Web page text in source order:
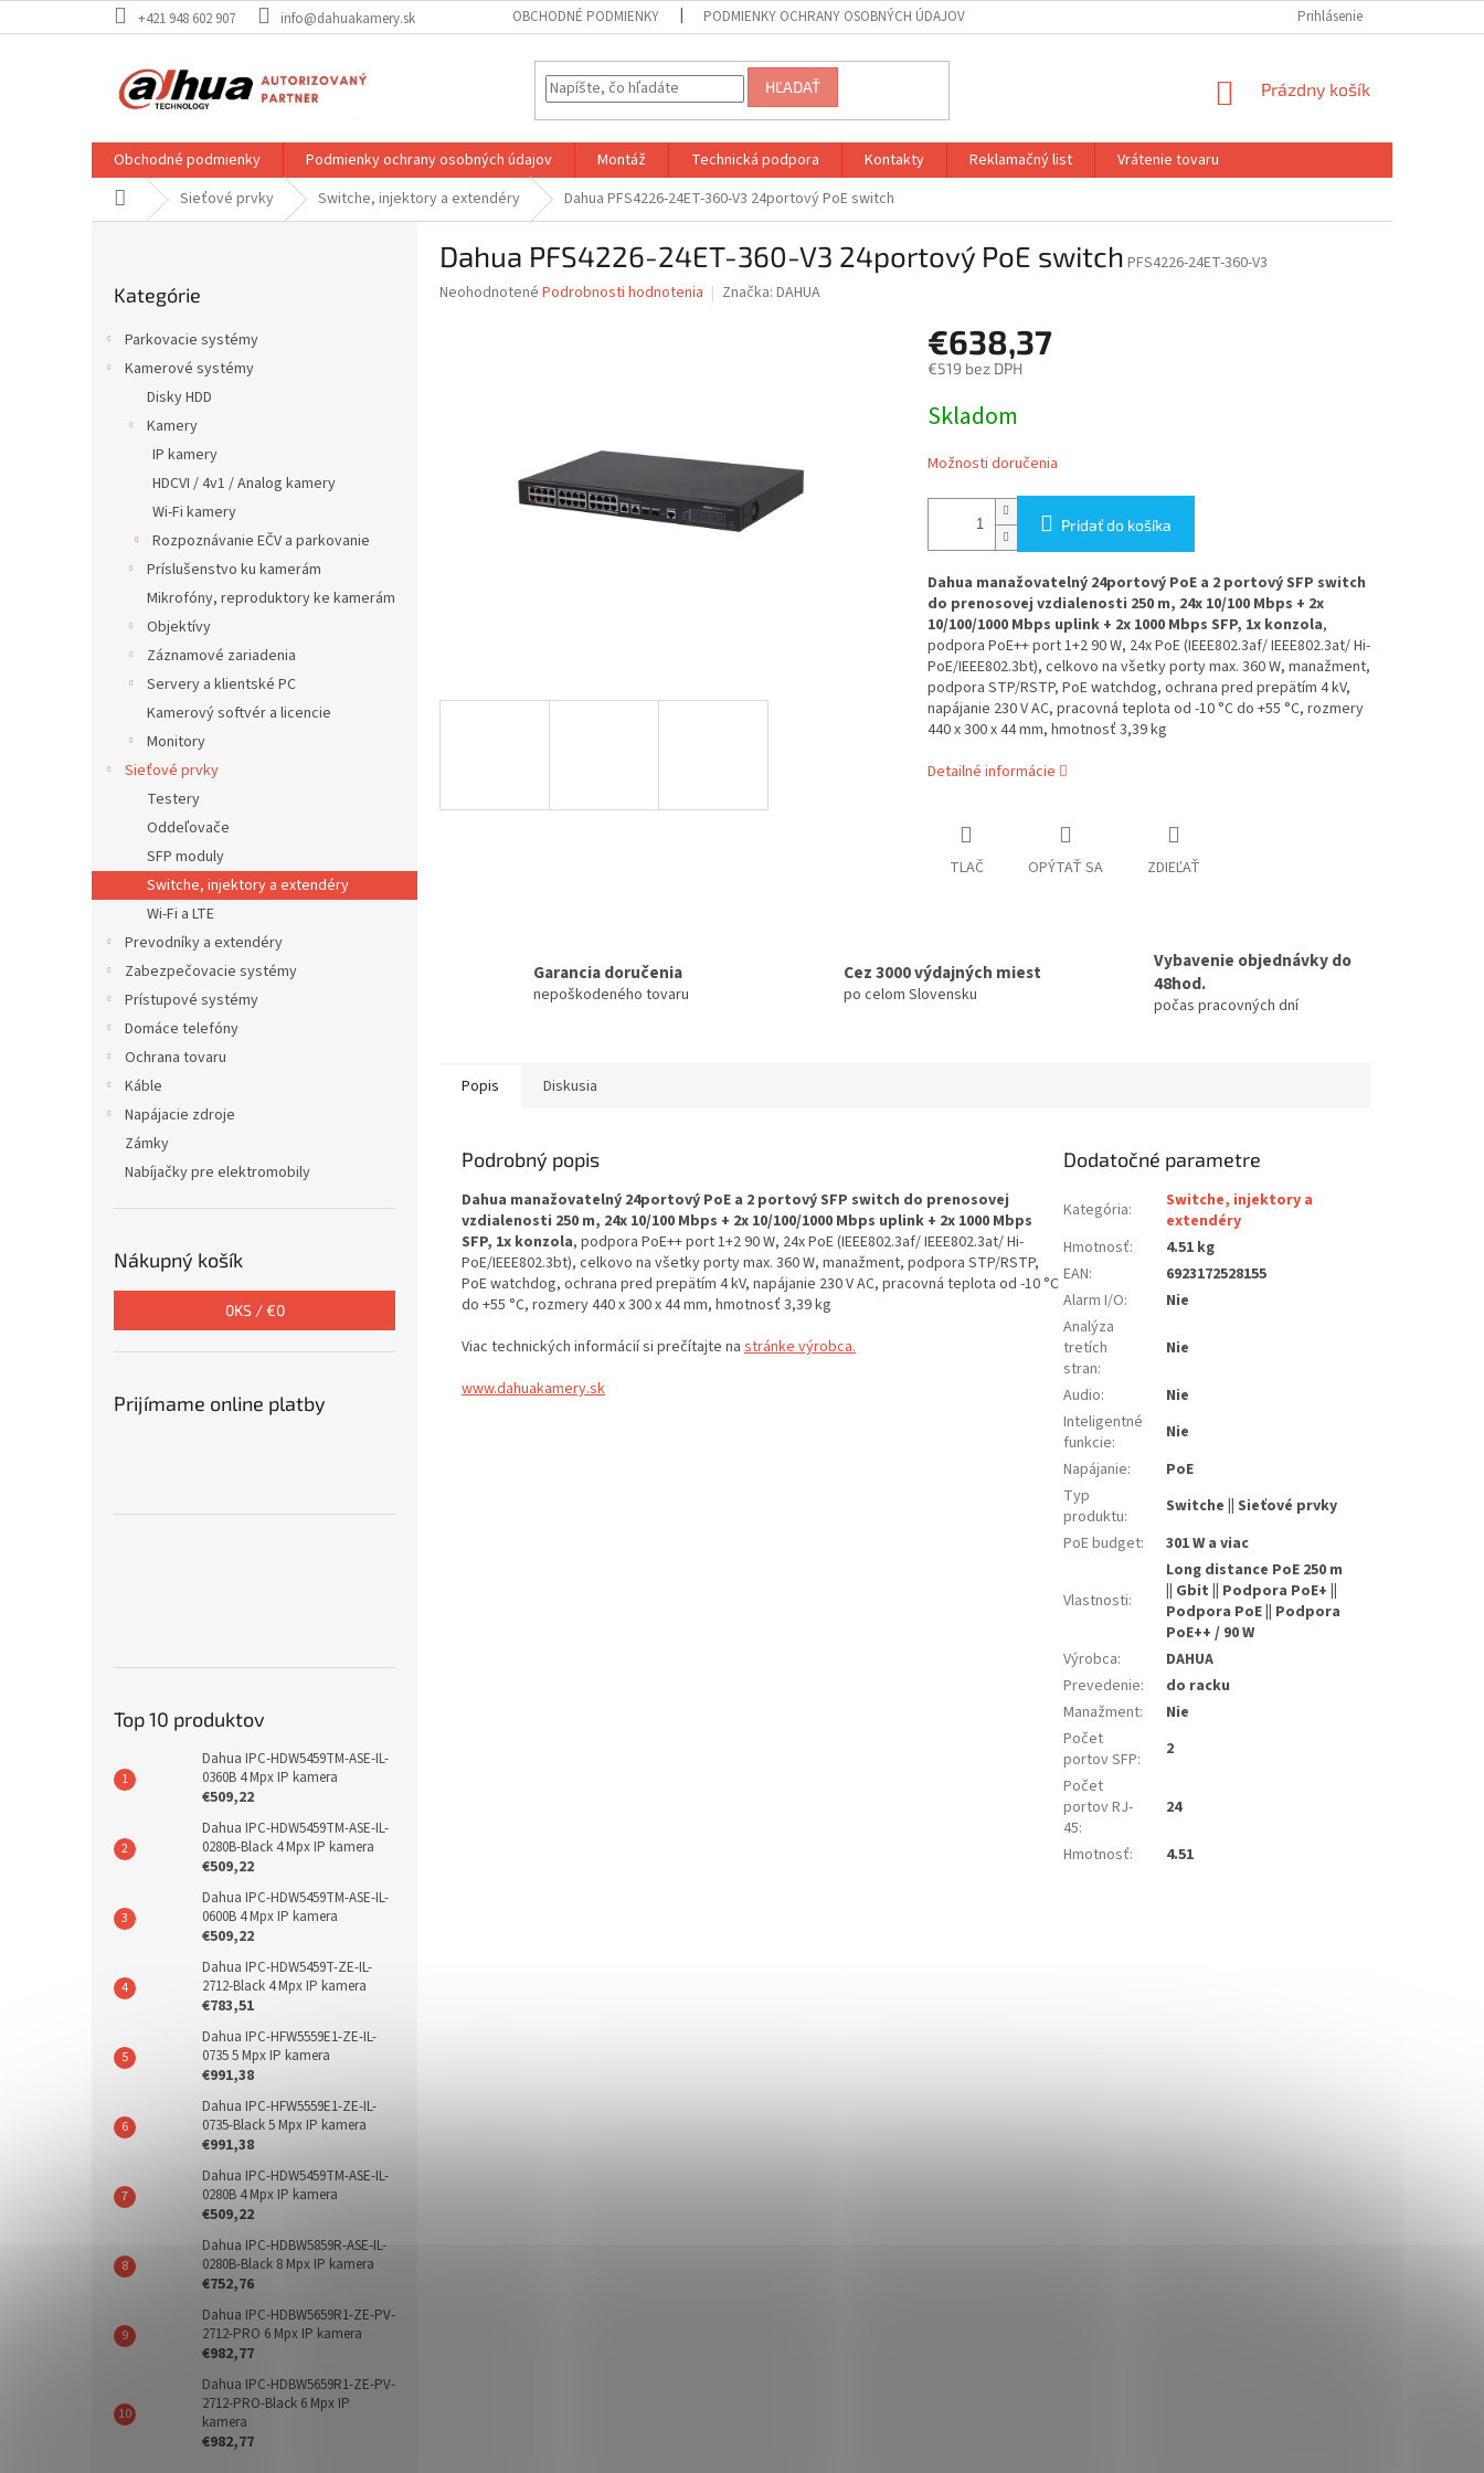
na
+421 948 602 907 info@dahuakamery.sk OBCHODNÉ PODMIENKY PODMIENKY OCHRANY OSOBNÝCH ÚDAJOV Prihlásenie
HĽADAŤ
NÁKUPNÝ
Prázdny košík
Obchodné podmienky Podmienky ochrany osobných údajov Montáž Technická podpora Kontakty Reklamačný list
Vrátenie tovaru
DomovSieťové prvky Switche, injektory a extendéry Dahua PFS4226-24ET-360-V3 24portový PoE switch
kategórie
Kategórie
Parkovacie systémy
Kamerové systémy
Disky HDD
Kamery
IP kamery
HDCVI / 4v1 / Analog kamery
Wi-Fi kamery
Rozpoznávanie EČV a parkovanie
Príslušenstvo ku kamerám
Mikrofóny, reproduktory ke kamerám
Objektívy
Záznamové zariadenia
Servery a klientské PC
Kamerový softvér a licencie
Monitory
Sieťové prvky
Testery
Oddeľovače
SFP moduly
Switche, injektory a extendéry
Wi-Fi a LTE
Prevodníky a extendéry
Zabezpečovacie systémy
Prístupové systémy
Domáce telefóny
Ochrana tovaru
Káble
Napájacie zdroje
Zámky
Nabíjačky pre elektromobily
Nákupný košík
0KS /€0
Prijímame online platby
Top 10 produktov
Dahua IPC-HDW5459TM-ASE-IL-
0360B 4 Mpx IP kamera
€509,22
Dahua IPC-HDW5459TM-ASE-IL-
0280B-Black 4 Mpx IP kamera
€509,22
Dahua IPC-HDW5459TM-ASE-IL-
0600B 4 Mpx IP kamera
€509,22
Dahua IPC-HDW5459T-ZE-IL-
2712-Black 4 Mpx IP kamera
€783,51
Dahua IPC-HFW5559E1-ZE-IL-
0735 5 Mpx IP kamera
€991,38
Dahua IPC-HFW5559E1-ZE-IL-
0735-Black 5 Mpx IP kamera
€991,38
Dahua IPC-HDW5459TM-ASE-IL-
0280B 4 Mpx IP kamera
€509,22
Dahua IPC-HDBW5859R-ASE-IL-
0280B-Black 8 Mpx IP kamera
€752,76
Dahua IPC-HDBW5659R1-ZE-PV-
2712-PRO 6 Mpx IP kamera
€982,77
Dahua IPC-HDBW5659R1-ZE-PV-
2712-PRO-Black 6 Mpx IP
kamera
€982,77
Dahua PFS4226-24ET-360-V3 24portový PoE switch PFS4226-24ET-360-V3
Priemerné
Neohodnotené Podrobnosti hodnotenia Značka: DAHUA
€638,37
€519 bez DPH
cena:
Skladom
Možnosti doručenia
Pridať do košíka
Dahua manažovatelný 24portový PoE a 2 portový SFP switch
do prenosovej vzdialenosti 250 m, 24x 10/100 Mbps + 2x
10/100/1000 Mbps uplink + 2x 1000 Mbps SFP, 1x konzola,
podpora PoE++ port 1+2 90 W, 24x PoE (IEEE802.3af/ IEEE802.3at/ Hi-
PoE/IEEE802.3bt), celkovo na všetky porty max. 360 W, manažment,
podpora STP/RSTP, PoE watchdog, ochrana pred prepätím 4 kV,
napájanie 230 V AC, pracovná teplota od -10 °C do +55 °C, rozmery
440 x 300 x 44 mm, hmotnosť 3,39 kg
Detailné informácie
TLAČ OPÝTAŤ SA ZDIEĽAŤ
Garancia doručenia
nepoškodeného tovaru
Cez 3000 výdajných miest
po celom Slovensku
Vybavenie objednávky do
48hod.
počas pracovných dní
Popis Diskusia
Podrobný popis
Dahua manažovatelný 24portový PoE a 2 portový SFP switch do prenosovej
vzdialenosti 250 m, 24x 10/100 Mbps + 2x 10/100/1000 Mbps uplink + 2x 1000 Mbps
SFP, 1x konzola, podpora PoE++ port 1+2 90 W, 24x PoE (IEEE802.3af/ IEEE802.3at/ Hi-
PoE/IEEE802.3bt), celkovo na všetky porty max. 360 W, manažment, podpora STP/RSTP,
PoE watchdog, ochrana pred prepätím 4 kV, napájanie 230 V AC, pracovná teplota od -10 °C
do +55 °C, rozmery 440 x 300 x 44 mm, hmotnosť 3,39 kg
Viac technických informácií si prečítajte na stránke výrobca.
www.dahuakamery.sk
Dodatočné parametre
Kategória:
Switche, injektory a
extendéry
Hmotnosť:
4.51 kg
EAN:
6923172528155
Alarm I/O:
Nie
Analýza
tretích
stran:
Nie
Audio:
Nie
Inteligentné
funkcie:
Nie
Napájanie:
PoE
Typ
produktu:
Switche || Sieťové prvky
PoE budget: 301 W a viac
Vlastnosti:
Long distance PoE 250 m
|| Gbit || Podpora PoE+ ||
Podpora PoE || Podpora
PoE++ / 90 W
Výrobca:
DAHUA
Prevedenie:
do racku
Manažment:
Nie
Počet
portov SFP:
2
Počet
portov RJ-
45:
24
Hmotnosť: 4.51